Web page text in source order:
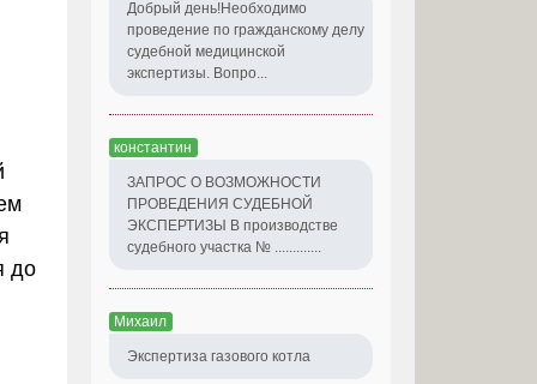
до
Добрый день!Необходимо
проведение по гражданскому делу
судебной медицинской
экспертизы. Вопро...
константин
ЗАПРОС О ВОЗМОЖНОСТИ
ПРОВЕДЕНИЯ СУДЕБНОЙ
ЭКСПЕРТИЗЫ В производстве
судебного участка № .............
Михаил
Экспертиза газового котла